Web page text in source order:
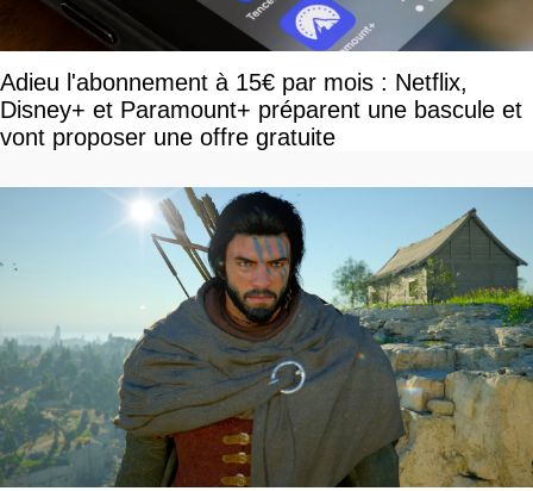
Adieu l'abonnement à 15€ par mois : Netflix,
Disney+ et Paramount+ préparent une bascule et
vont proposer une offre gratuite